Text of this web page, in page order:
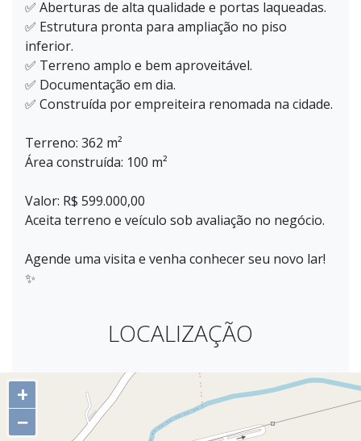
✅ Aberturas de alta qualidade e portas laqueadas.
✅ Estrutura pronta para ampliação no piso
inferior.
✅ Terreno amplo e bem aproveitável.
✅ Documentação em dia.
✅ Construída por empreiteira renomada na cidade.
Terreno: 362 m²
Área construída: 100 m²
Valor: R$ 599.000,00
Aceita terreno e veículo sob avaliação no negócio.
Agende uma visita e venha conhecer seu novo lar!
✨
LOCALIZAÇÃO
+
−